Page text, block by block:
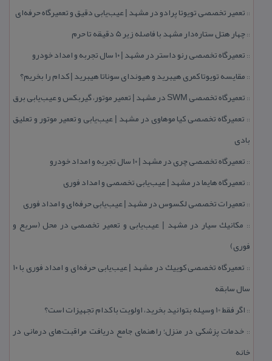
:: تعمیر تخصصی تویوتا پرادو در مشهد | عیب‌یابی دقیق و تعمیرگاه حرفه‌ای
::چهار هتل‌ ستاره‌دار مشهد با فاصله زیر 5 دقیقه تا حرم
:: تعمیرگاه تخصصی رنو داستر در مشهد | ۱۰ سال تجربه و امداد خودرو
:: مقایسه تویوتا كمری هیبرید و هیوندای سوناتا هیبرید | كدام را بخریم؟
:: تعمیرگاه تخصصی SWM در مشهد | تعمیر موتور، گیربكس و عیب‌یابی برق
:: تعمیرگاه تخصصی كیا موهاوی در مشهد | عیب‌یابی و تعمیر موتور و تعلیق
بادی
:: تعمیرگاه تخصصی چری در مشهد | ۱۰ سال تجربه و امداد خودرو
:: تعمیرگاه هایما در مشهد | عیب‌یابی تخصصی و امداد فوری
:: تعمیرات تخصصی لكسوس در مشهد | عیب‌یابی حرفه‌ای و امداد فوری
:: مكانیك سیار در مشهد | عیب‌یابی و تعمیر تخصصی در محل (سریع و
فوری)
::
تعمیرگاه تخصصی كوییك در مشهد | عیب‌یابی حرفه‌ای و امداد فوری با ۱۰
سال سابقه
:: اگر فقط 10 وسیله بتوانید بخرید، اولویت با كدام تجهیزات است؟
:: خدمات پزشكی در منزل؛ راهنمای جامع دریافت مراقبت‌های درمانی در
خانه